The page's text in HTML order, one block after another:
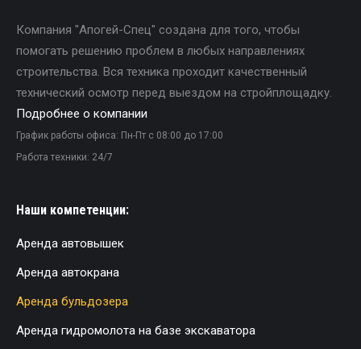
Компания "Апогей-Спец" создана для того, чтобы
помогать решению проблем в любых направлениях
строительства. Вся техника проходит качественный
технический осмотр перед выездом на стройплощадку.
Подробнее о компании
График работы офиса: Пн-Пт с 08:00 до 17:00
Работа техники: 24/7
Наши компетенции:
Аренда автовышек
Аренда автокрана
Аренда бульдозера
Аренда гидромолота на базе экскаватора